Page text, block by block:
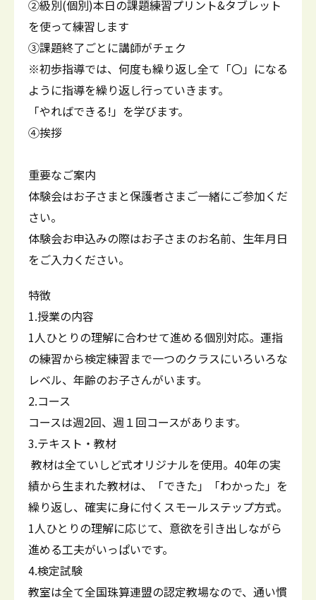
②級別(個別)本日の課題練習プリント&タブレット
を使って練習します
③課題終了ごとに講師がチェク
※初歩指導では、何度も繰り返し全て「〇」になる
ように指導を繰り返し行っていきます。
「やればできる!」を学びます。
④挨拶
重要なご案内
体験会はお子さまと保護者さまご一緒にご参加くだ
さい。
体験会お申込みの際はお子さまのお名前、生年月日
をご入力ください。
特徴
1.授業の内容
1人ひとりの理解に合わせて進める個別対応。運指
の練習から検定練習まで一つのクラスにいろいろな
レベル、年齢のお子さんがいます。
2.コース
コースは週2回、週１回コースがあります。
3.テキスト・教材
教材は全ていしど式オリジナルを使用。40年の実
績から生まれた教材は、「できた」「わかった」を
繰り返し、確実に身に付くスモールステップ方式。
1人ひとりの理解に応じて、意欲を引き出しながら
進める工夫がいっぱいです。
4.検定試験
教室は全て全国珠算連盟の認定教場なので、通い慣